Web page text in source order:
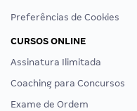
Preferências de Cookies
CURSOS ONLINE
Assinatura Ilimitada
Coaching para Concursos
Exame de Ordem